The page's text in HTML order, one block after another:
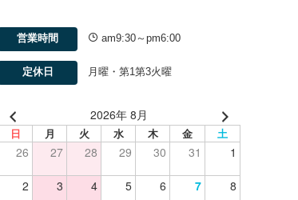
営業時間 am9:30～pm6:00
定休日 月曜・第1第3火曜
2026年 8月
日 月 火 水 木 金 土
26 27 28 29 30 31 1
2 3 4 5 6 7 8